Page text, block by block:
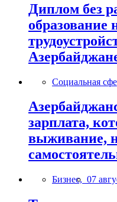
Диплом без
образование
Социальная
зарплата,
выживание,
Бизнес, 07